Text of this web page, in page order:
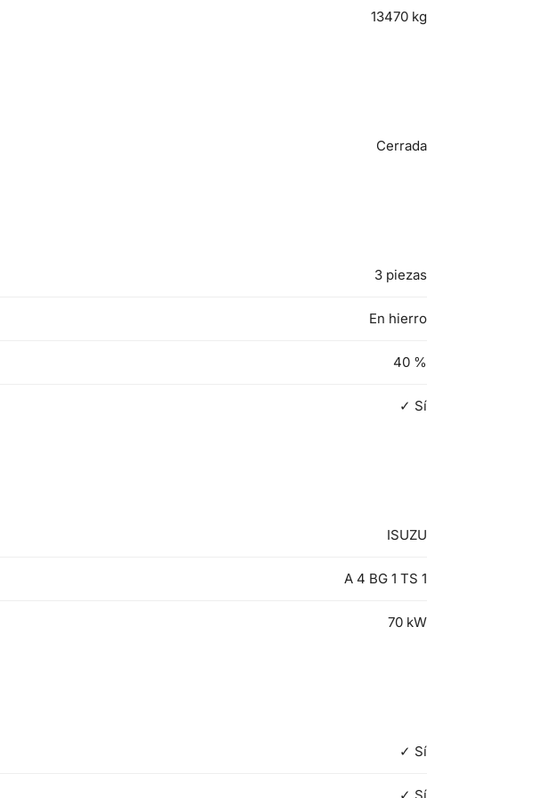
13470 kg
Cerrada
3 piezas
En hierro
40 %
✓ Sí
ISUZU
A 4 BG 1 TS 1
70 kW
✓ Sí